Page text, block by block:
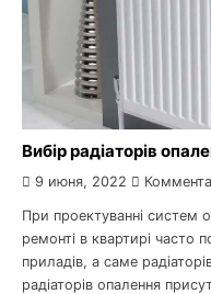
Вибір радіаторів
9 июня, 2022
При проектуванні систем
ремонті в квартирі часто
приладів, а саме
радіаторів опалення